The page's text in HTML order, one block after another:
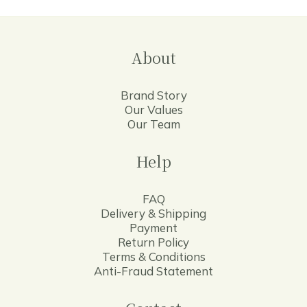
About
Brand Story
Our Values
Our Team
Help
FAQ
Delivery & Shipping
Payment
Return Policy
Terms & Conditions
Anti-Fraud Statement